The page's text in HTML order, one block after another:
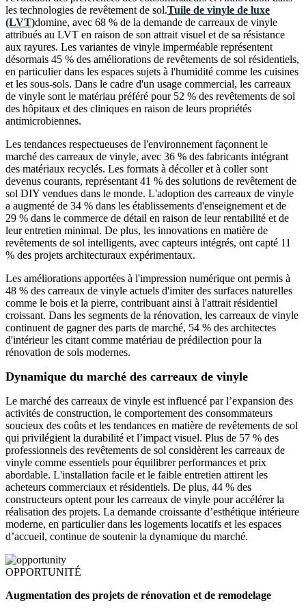
les technologies de revêtement de sol.Tuile de vinyle de luxe
(LVT)domine, avec 68 % de la demande de carreaux de vinyle
attribués au LVT en raison de son attrait visuel et de sa résistance
aux rayures. Les variantes de vinyle imperméable représentent
désormais 45 % des améliorations de revêtements de sol résidentiels,
en particulier dans les espaces sujets à l'humidité comme les cuisines
et les sous-sols. Dans le cadre d'un usage commercial, les carreaux
de vinyle sont le matériau préféré pour 52 % des revêtements de sol
des hôpitaux et des cliniques en raison de leurs propriétés
antimicrobiennes.
Les tendances respectueuses de l'environnement façonnent le
marché des carreaux de vinyle, avec 36 % des fabricants intégrant
des matériaux recyclés. Les formats à décoller et à coller sont
devenus courants, représentant 41 % des solutions de revêtement de
sol DIY vendues dans le monde. L'adoption des carreaux de vinyle
a augmenté de 34 % dans les établissements d'enseignement et de
29 % dans le commerce de détail en raison de leur rentabilité et de
leur entretien minimal. De plus, les innovations en matière de
revêtements de sol intelligents, avec capteurs intégrés, ont capté 11
% des projets architecturaux expérimentaux.
Les améliorations apportées à l'impression numérique ont permis à
48 % des carreaux de vinyle actuels d'imiter des surfaces naturelles
comme le bois et la pierre, contribuant ainsi à l'attrait résidentiel
croissant. Dans les segments de la rénovation, les carreaux de vinyle
continuent de gagner des parts de marché, 54 % des architectes
d'intérieur les citant comme matériau de prédilection pour la
rénovation de sols modernes.
Dynamique du marché des carreaux de vinyle
Le marché des carreaux de vinyle est influencé par l’expansion des
activités de construction, le comportement des consommateurs
soucieux des coûts et les tendances en matière de revêtements de sol
qui privilégient la durabilité et l’impact visuel. Plus de 57 % des
professionnels des revêtements de sol considèrent les carreaux de
vinyle comme essentiels pour équilibrer performances et prix
abordable. L'installation facile et le faible entretien attirent les
acheteurs commerciaux et résidentiels. De plus, 44 % des
constructeurs optent pour les carreaux de vinyle pour accélérer la
réalisation des projets. La demande croissante d’esthétique intérieure
moderne, en particulier dans les logements locatifs et les espaces
d’accueil, continue de soutenir la dynamique du marché.
OPPORTUNITÉ
Augmentation des projets de rénovation et de remodelage